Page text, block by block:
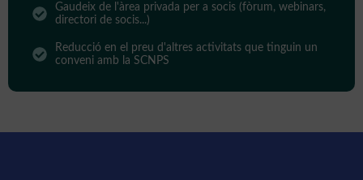
Gaudeix de l'àrea privada per a socis (fòrum, webinars,
directori de socis...)
Reducció en el preu d'altres activitats que tinguin un
conveni amb la SCNPS